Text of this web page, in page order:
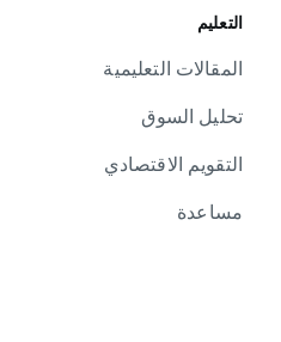
التعليم
المقالات التعليمية
تحليل السوق
التقويم الاقتصادي
مساعدة